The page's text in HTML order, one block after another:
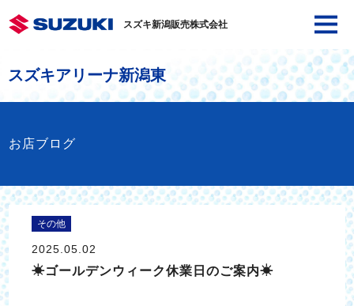
スズキ新潟販売株式会社
スズキアリーナ新潟東
お店ブログ
その他
2025.05.02
☀ゴールデンウィーク休業日のご案内☀